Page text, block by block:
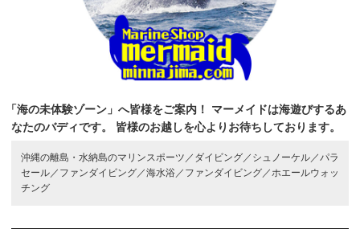
「海の未体験ゾーン」へ皆様をご案内！
マーメイドは海遊びするあ
なたのバディです。
皆様のお越しを心よりお待ちしております。
沖縄の離島・水納島のマリンスポーツ／ ダイビング／ シュノーケル／パラ
セール／ ファンダイビング／海水浴／ ファンダイビング／ホエールウォッ
チング